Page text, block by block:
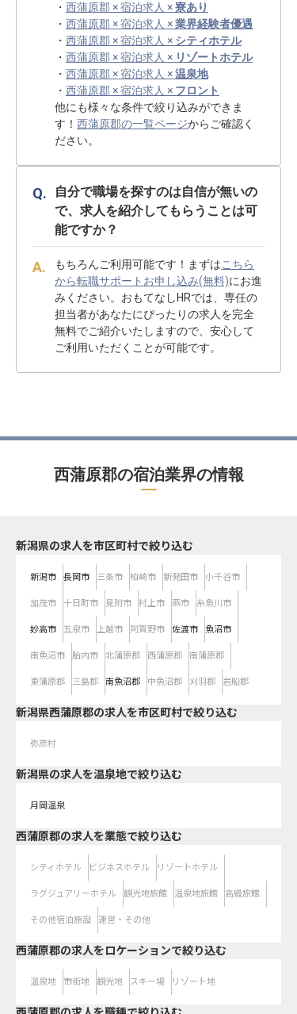
・ 西蒲原郡 × 宿泊求人 ×寮あり
・ 西蒲原郡 × 宿泊求人 ×業界経験者優遇
・ 西蒲原郡 × 宿泊求人 × シティホテル
・ 西蒲原郡 × 宿泊求人 × リゾートホテル
・ 西蒲原郡 × 宿泊求人 ×温泉地
・ 西蒲原郡 × 宿泊求人 × フロント
他にも様々な条件で絞り込みができま
す！ 西蒲原郡の一覧ページからご確認く
ださい。
自分で職場を探すのは自信が無いの
で、求人を紹介してもらうことは可
能ですか？
もちろんご利用可能です！まずはこちら
から転職サポートお申し込み(無料)にお進
みください。おもてなしHRでは、専任の
担当者があなたにぴったりの求人を完全
無料でご紹介いたしますので、安心して
ご利用いただくことが可能です。
西蒲原郡の宿泊業界の情報
新潟県の求人を市区町村で絞り込む
新潟市 長岡市 三条市 柏崎市 新発田市 小千谷市
加茂市 十日町市 見附市 村上市 燕市 糸魚川市
妙高市 五泉市 上越市 阿賀野市 佐渡市 魚沼市
南魚沼市 胎内市 北蒲原郡 西蒲原郡 南蒲原郡
東蒲原郡 三島郡 南魚沼郡 中魚沼郡 刈羽郡 岩船郡
新潟県西蒲原郡の求人を市区町村で絞り込む
弥彦村
新潟県の求人を温泉地で絞り込む
月岡温泉
西蒲原郡の求人を業態で絞り込む
シティホテル ビジネスホテル リゾートホテル
ラグジュアリーホテル 観光地旅館 温泉地旅館 高級旅館
その他宿泊施設 運営・その他
西蒲原郡の求人をロケーションで絞り込む
温泉地 市街地 観光地 スキー場 リゾート地